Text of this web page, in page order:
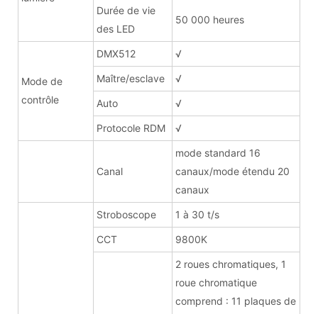
Durée de vie
des LED
50 000 heures
Mode de
contrôle
DMX512 √
Maître/esclave √
Auto √
Protocole RDM √
Canal
mode standard 16
canaux/mode étendu 20
canaux
Stroboscope 1 à 30 t/s
CCT 9800K
2 roues chromatiques, 1
roue chromatique
comprend : 11 plaques de